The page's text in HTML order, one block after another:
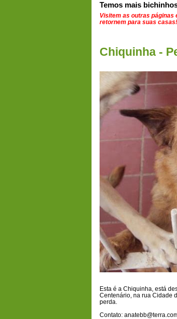
Temos mais
Visitem as outras páginas
retornem para suas casas!
Chiquinha -
Esta é a Chiquinha, está
Centenário, na rua Cidade
perda.
Contato: